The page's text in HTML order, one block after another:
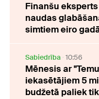
Finanšu
naudas
simtiem eiro
Sabiedrība 10:56
Mēnesis ar
iekasētājiem 5
budžetā paliek